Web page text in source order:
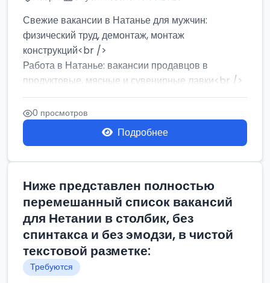
Свежие вакансии в Натанье для мужчин:
физический труд, демонтаж, монтаж
конструкций<br />
Работа в Натанье: вакансии продавцов в
продуктовые, мясные и сувенирные лавки<br />
Разнорабочий на сборку м...
0 просмотров
Подробнее
Ниже представлен полностью
перемешанный список вакансий
для Нетании в столбик, без
спинтакса и без эмодзи, в чистой
текстовой разметке:
Требуются